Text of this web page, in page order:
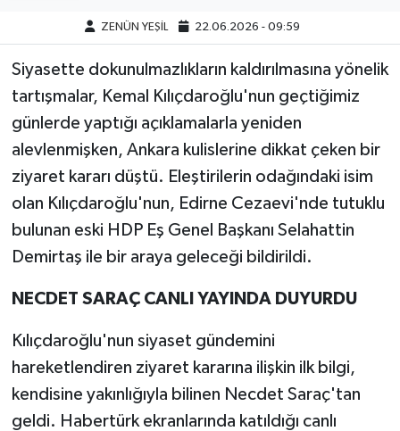
ZENÜN YEŞİL 22.06.2026 - 09:59
Siyasette dokunulmazlıkların kaldırılmasına yönelik
tartışmalar, Kemal Kılıçdaroğlu'nun geçtiğimiz
günlerde yaptığı açıklamalarla yeniden
alevlenmişken, Ankara kulislerine dikkat çeken bir
ziyaret kararı düştü. Eleştirilerin odağındaki isim
olan Kılıçdaroğlu'nun, Edirne Cezaevi'nde tutuklu
bulunan eski HDP Eş Genel Başkanı Selahattin
Demirtaş ile bir araya geleceği bildirildi.
NECDET SARAÇ CANLI YAYINDA DUYURDU
Kılıçdaroğlu'nun siyaset gündemini
hareketlendiren ziyaret kararına ilişkin ilk bilgi,
kendisine yakınlığıyla bilinen Necdet Saraç'tan
geldi. Habertürk ekranlarında katıldığı canlı